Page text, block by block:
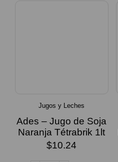
Jugos y Leches
Ades – Jugo de Soja
Naranja Tétrabrik 1lt
$10.24